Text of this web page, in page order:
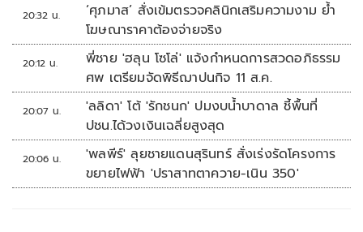
20:32 น.
‘ศุภมาส’ สั่งเข้มตรวจคลินิกเสริมความงาม ย้ำ
โฆษณาราคาต้องจ่ายจริง
20:12 น.
พี่ชาย 'ฮลุน โซโล่' แจ้งกำหนดการสวดอภิธรรม
ศพ เตรียมจัดพิธีฌาปนกิจ 11 ส.ค.
20:07 น.
'ลลิดา' โต้ 'รักชนก' ปมงบน้ำบาดาล ชี้พื้นที่
ปชน.ได้วงเงินเฉลี่ยสูงสุด
20:06 น.
'พลพีร์' ลุยชายแดนสุรินทร์ สั่งเร่งรัดโครงการ
ขยายไฟฟ้า 'ปราสาทตาควาย-เนิน 350'